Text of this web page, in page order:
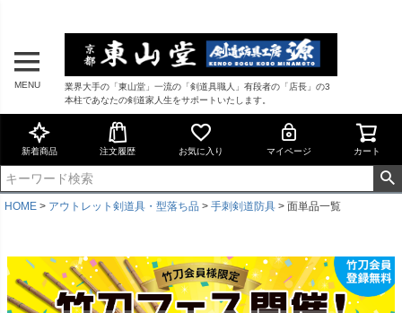
MENU
業界大手の「東山堂」一流の「剣道具職人」有段者の「店長」の3
本柱であなたの剣道家人生をサポートいたします。
新着商品 注文履歴 お気に入り マイページ カート
HOME アウトレット剣道具・型落ち品 手刺剣道防具 面単品一覧